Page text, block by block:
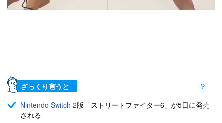
ざっくり言うと
Nintendo Switch 2版「ストリートファイター6」が5日に発売
される